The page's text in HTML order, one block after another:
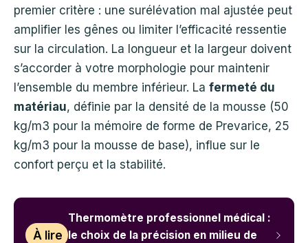
premier critère : une surélévation mal ajustée peut
amplifier les gênes ou limiter l’efficacité ressentie
sur la circulation. La longueur et la largeur doivent
s’accorder à votre morphologie pour maintenir
l’ensemble du membre inférieur. La fermeté du
matériau, définie par la densité de la mousse (50
kg/m3 pour la mémoire de forme de Prevarice, 25
kg/m3 pour la mousse de base), influe sur le
confort perçu et la stabilité.
À lire
Thermomètre professionnel médical :
le choix de la précision en milieu de